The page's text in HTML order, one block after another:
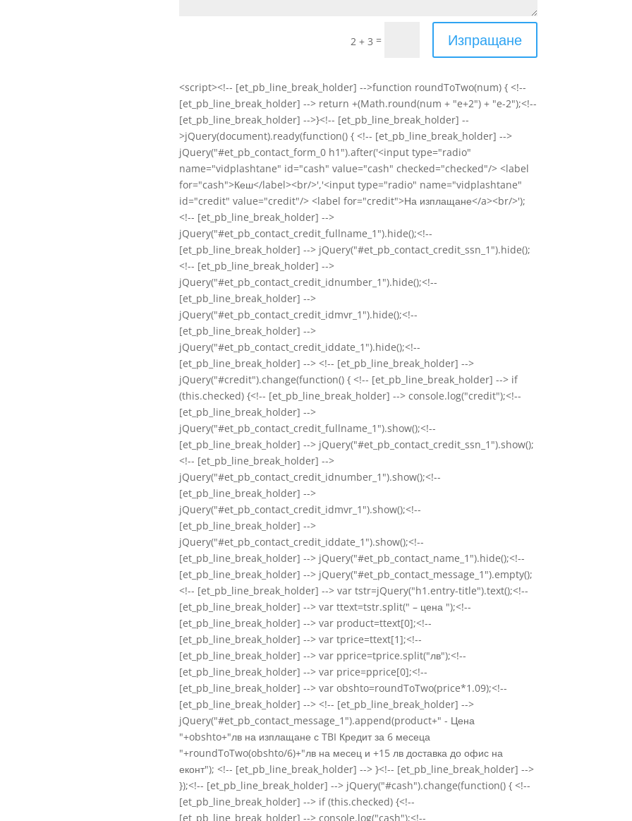
2 + 3 = Изпращане
<script><!-- [et_pb_line_break_holder] -->function roundToTwo(num) { <!--
[et_pb_line_break_holder] --> return +(Math.round(num + "e+2") + "e-2");<!--
[et_pb_line_break_holder] -->}<!-- [et_pb_line_break_holder] --
>jQuery(document).ready(function() { <!-- [et_pb_line_break_holder] -->
jQuery("#et_pb_contact_form_0 h1").after('<input type="radio"
name="vidplashtane" id="cash" value="cash" checked="checked"/> <label
for="cash">Кеш</label><br/>','<input type="radio" name="vidplashtane"
id="credit" value="credit"/> <label for="credit">На изплащане</a><br/>');
<!-- [et_pb_line_break_holder] -->
jQuery("#et_pb_contact_credit_fullname_1").hide();<!--
[et_pb_line_break_holder] --> jQuery("#et_pb_contact_credit_ssn_1").hide();
<!-- [et_pb_line_break_holder] -->
jQuery("#et_pb_contact_credit_idnumber_1").hide();<!--
[et_pb_line_break_holder] -->
jQuery("#et_pb_contact_credit_idmvr_1").hide();<!--
[et_pb_line_break_holder] -->
jQuery("#et_pb_contact_credit_iddate_1").hide();<!--
[et_pb_line_break_holder] --> <!-- [et_pb_line_break_holder] -->
jQuery("#credit").change(function() { <!-- [et_pb_line_break_holder] --> if
(this.checked) {<!-- [et_pb_line_break_holder] --> console.log("credit");<!--
[et_pb_line_break_holder] -->
jQuery("#et_pb_contact_credit_fullname_1").show();<!--
[et_pb_line_break_holder] --> jQuery("#et_pb_contact_credit_ssn_1").show();
<!-- [et_pb_line_break_holder] -->
jQuery("#et_pb_contact_credit_idnumber_1").show();<!--
[et_pb_line_break_holder] -->
jQuery("#et_pb_contact_credit_idmvr_1").show();<!--
[et_pb_line_break_holder] -->
jQuery("#et_pb_contact_credit_iddate_1").show();<!--
[et_pb_line_break_holder] --> jQuery("#et_pb_contact_name_1").hide();<!--
[et_pb_line_break_holder] --> jQuery("#et_pb_contact_message_1").empty();
<!-- [et_pb_line_break_holder] --> var tstr=jQuery("h1.entry-title").text();<!--
[et_pb_line_break_holder] --> var ttext=tstr.split(" – цена ");<!--
[et_pb_line_break_holder] --> var product=ttext[0];<!--
[et_pb_line_break_holder] --> var tprice=ttext[1];<!--
[et_pb_line_break_holder] --> var pprice=tprice.split("лв");<!--
[et_pb_line_break_holder] --> var price=pprice[0];<!--
[et_pb_line_break_holder] --> var obshto=roundToTwo(price*1.09);<!--
[et_pb_line_break_holder] --> <!-- [et_pb_line_break_holder] -->
jQuery("#et_pb_contact_message_1").append(product+" - Цена
"+obshto+"лв на изплащане с TBI Кредит за 6 месеца
"+roundToTwo(obshto/6)+"лв на месец и +15 лв доставка до офис на
еконт"); <!-- [et_pb_line_break_holder] --> }<!-- [et_pb_line_break_holder] -->
});<!-- [et_pb_line_break_holder] --> jQuery("#cash").change(function() { <!--
[et_pb_line_break_holder] --> if (this.checked) {<!--
[et_pb_line_break_holder] --> console.log("cash");<!--